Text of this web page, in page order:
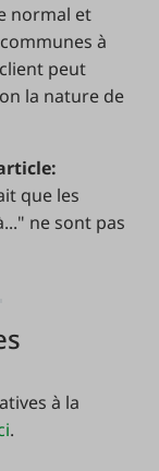
normal et
à
peut
la nature de
que les
ne sont pas
à la
.